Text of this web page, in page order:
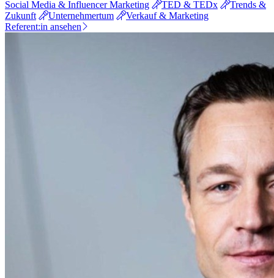
Social Media & Influencer Marketing
TED & TEDx
Trends &
Zukunft
Unternehmertum
Verkauf & Marketing
Referent:in ansehen